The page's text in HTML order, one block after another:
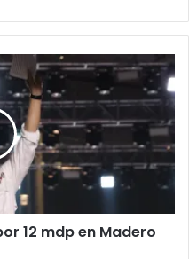
12 mdp en Madero